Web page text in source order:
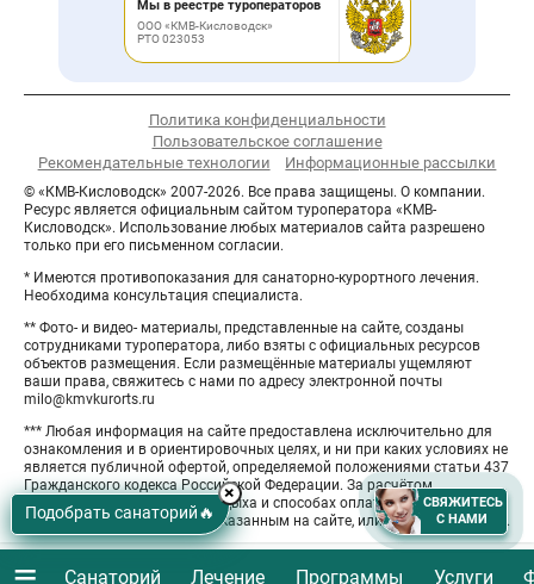
Санаторий Лечение Программы Услуги
Мы в реестре туроператоров
ООО «КМВ-Кисловодск»
РТО 023053
Политика конфиденциальности
Пользовательское соглашение
Рекомендательные технологии
Информационные рассылки
© «КМВ-Кисловодск» 2007-2026. Все права защищены. О компании.
Ресурс является официальным сайтом туроператора «КМВ-
Кисловодск». Использование любых материалов сайта разрешено
только при его письменном согласии.
* Имеются противопоказания для санаторно-курортного лечения.
Необходима консультация специалиста.
** Фото- и видео- материалы, представленные на сайте, созданы
сотрудниками туроператора, либо взяты с официальных ресурсов
объектов размещения. Если размещённые материалы ущемляют
ваши права, свяжитесь с нами по адресу электронной почты
milo@kmvkurorts.ru
*** Любая информация на сайте предоставлена исключительно для
ознакомления и в ориентировочных целях, и ни при каких условиях не
является публичной офертой, определяемой положениями статьи 437
Гражданского кодекса Российской Федерации. За расчётом
окончательной стоимости отдыха и способах оплаты обращайтесь к
менеджерам по контактам, указанным на сайте, или отправьте заявку.
Подобрать санаторий🔥
Hide
button
×
СВЯЖИТЕСЬ
С НАМИ
СВЯЖИТЕСЬ
С НАМИ